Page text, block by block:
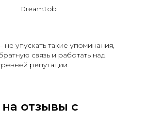
DreamJob
упускать такие упоминания,
связь и работать над
репутации.
отзывы с